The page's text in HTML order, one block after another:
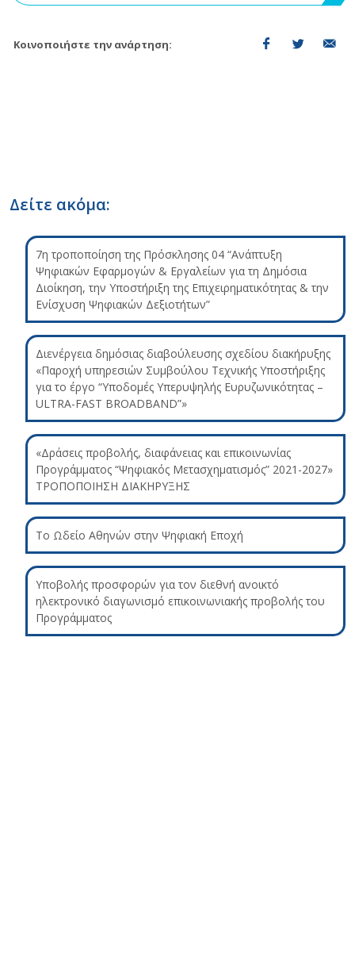
Κοινοποιήστε την ανάρτηση:
Δείτε ακόμα:
7η τροποποίηση της Πρόσκλησης 04 “Ανάπτυξη
Ψηφιακών Εφαρμογών & Εργαλείων για τη Δημόσια
Διοίκηση, την Υποστήριξη της Επιχειρηματικότητας & την
Ενίσχυση Ψηφιακών Δεξιοτήτων”
Διενέργεια δημόσιας διαβούλευσης σχεδίου διακήρυξης
«Παροχή υπηρεσιών Συμβούλου Τεχνικής Υποστήριξης
για το έργο “Υποδομές Υπερυψηλής Ευρυζωνικότητας –
ULTRA-FAST BROADBAND”»
«Δράσεις προβολής, διαφάνειας και επικοινωνίας
Προγράμματος “Ψηφιακός Μετασχηματισμός” 2021-2027»
ΤΡΟΠΟΠΟΙΗΣΗ ΔΙΑΚΗΡΥΞΗΣ
Το Ωδείο Αθηνών στην Ψηφιακή Εποχή
Υποβολής προσφορών για τον διεθνή ανοικτό
ηλεκτρονικό διαγωνισμό επικοινωνιακής προβολής του
Προγράμματος